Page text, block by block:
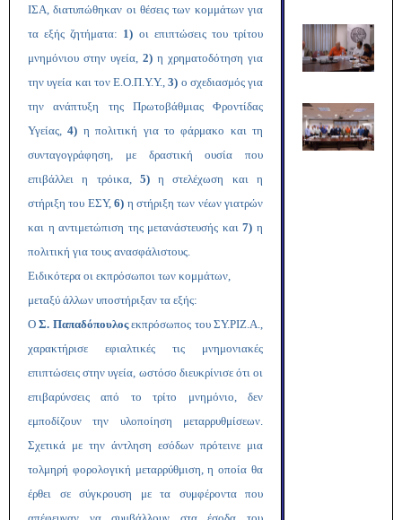
ΙΣΑ, διατυπώθηκαν οι θέσεις των κομμάτων για
τα εξής ζητήματα: 1) οι επιπτώσεις του τρίτου
μνημόνιου στην υγεία, 2) η χρηματοδότηση για
την υγεία και τον Ε.Ο.Π.Υ.Υ.,3) ο σχεδιασμός για
την ανάπτυξη της Πρωτοβάθμιας Φροντίδας
Υγείας, 4) η πολιτική για το φάρμακο και τη
συνταγογράφηση, με δραστική ουσία που
επιβάλλει η τρόικα, 5)η στελέχωση και η
στήριξη του ΕΣΥ,6) η στήριξη των νέων γιατρών
και η αντιμετώπιση της μετανάστευσής και7) η
πολιτική για τους ανασφάλιστους.
Ειδικότερα οι εκπρόσωποι των κομμάτων,
μεταξύ άλλων υποστήριξαν τα εξής:
Ο Σ. Παπαδόπουλοςεκπρόσωπος του ΣΥ.ΡΙΖ.Α.,
χαρακτήρισε εφιαλτικές τις μνημονιακές
επιπτώσεις στην υγεία, ωστόσο διευκρίνισε ότι οι
επιβαρύνσεις από το τρίτο μνημόνιο, δεν
εμποδίζουν την υλοποίηση μεταρρυθμίσεων.
Σχετικά με την άντληση εσόδων πρότεινε μια
τολμηρή φορολογική μεταρρύθμιση, η οποία θα
έρθει σε σύγκρουση με τα συμφέροντα που